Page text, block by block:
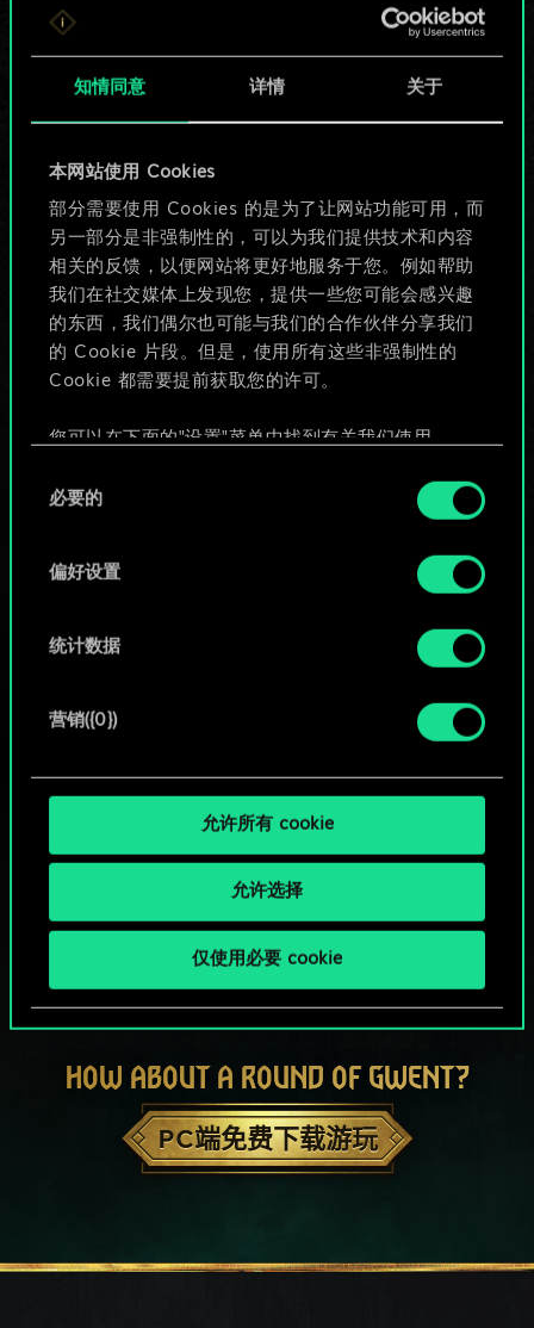
知情同意 详情 关于
本网站使用 Cookies
部分需要使用 Cookies 的是为了让网站功能可用，而
另一部分是非强制性的，可以为我们提供技术和内容
相关的反馈，以便网站将更好地服务于您。例如帮助
我们在社交媒体上发现您，提供一些您可能会感兴趣
的东西，我们偶尔也可能与我们的合作伙伴分享我们
的 Cookie 片段。但是，使用所有这些非强制性的
Cookie 都需要提前获取您的许可。
您可以在下面的"设置"菜单中找到有关我们使用
好。一旦您了解了其中的内容并准备好继续，请点
必要的
偏好设置
统计数据
营销({0})
允许所有 cookie
允许选择
仅使用必要 cookie
目前只是分享了一套
牌，但能做的不止这
些！
给牌组命名并撰写攻略
HOW ABOUT A ROUND OF GWENT?
PC端免费下载游玩